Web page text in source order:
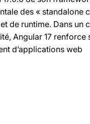
des « standalone
de runtime. Dans un
Angular 17 renforce
d’applications web